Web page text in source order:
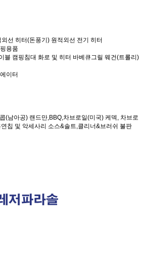
외선 히터(돈풍기) 원적외선 전기 히터
용품
블 캠핑침대 화로 및 히터 바베큐그릴 웨건(트롤리)
이터
(남아공) 랜드만,BBQ,차브로일(미국) 케덱, 차브로
칩 및 악세사리 소스&솔트,클리너&브러쉬 불판